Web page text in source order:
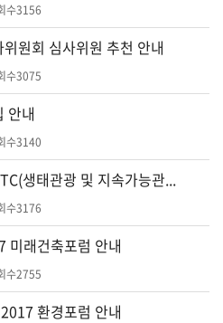
수3156
원회 심사위원 추천 안내
수3075
안내
수3140
생태관광 및 지속가능관...
수3176
미래건축포럼 안내
수2755
환경포럼 안내